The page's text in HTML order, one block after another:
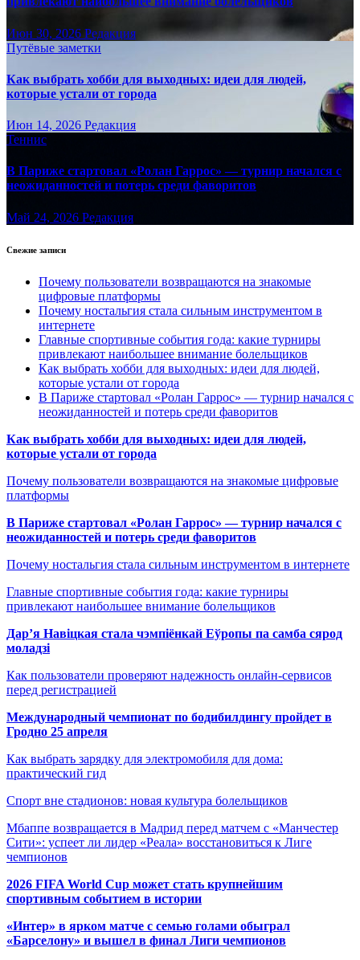
Июн 30, 2026 Редакция
Путёвые заметки
Как выбрать хобби для выходных: идеи для людей,
которые устали от города
Июн 14, 2026 Редакция
Теннис
В Париже стартовал «Ролан Гаррос» — турнир начался с
неожиданностей и потерь среди фаворитов
Май 24, 2026 Редакция
Свежие записи
Почему пользователи возвращаются на знакомые
цифровые платформы
Почему ностальгия стала сильным инструментом в
интернете
Главные спортивные события года: какие турниры
привлекают наибольшее внимание болельщиков
Как выбрать хобби для выходных: идеи для людей,
которые устали от города
В Париже стартовал «Ролан Гаррос» — турнир начался с
неожиданностей и потерь среди фаворитов
Как выбрать хобби для выходных: идеи для людей,
которые устали от города
Почему пользователи возвращаются на знакомые цифровые
платформы
В Париже стартовал «Ролан Гаррос» — турнир начался с
неожиданностей и потерь среди фаворитов
Почему ностальгия стала сильным инструментом в интернете
Главные спортивные события года: какие турниры
привлекают наибольшее внимание болельщиков
Дар’я Навіцкая стала чэмпіёнкай Еўропы па самба сярод
моладзі
Как пользователи проверяют надежность онлайн-сервисов
перед регистрацией
Международный чемпионат по бодибилдингу пройдет в
Гродно 25 апреля
Как выбрать зарядку для электромобиля для дома:
практический гид
Спорт вне стадионов: новая культура болельщиков
Мбаппе возвращается в Мадрид перед матчем с «Манчестер
Сити»: успеет ли лидер «Реала» восстановиться к Лиге
чемпионов
2026 FIFA World Cup может стать крупнейшим
спортивным событием в истории
«Интер» в ярком матче с семью голами обыграл
«Барселону» и вышел в финал Лиги чемпионов